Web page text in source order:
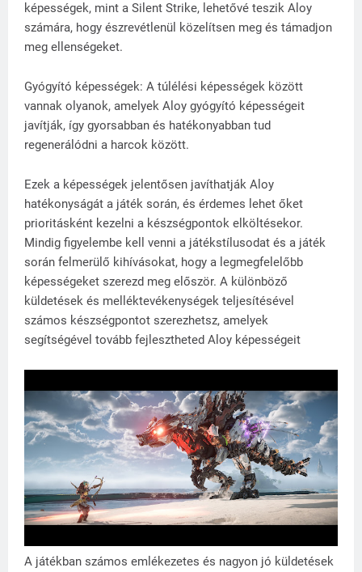
képességek, mint a Silent Strike, lehetővé teszik Aloy
számára, hogy észrevétlenül közelítsen meg és támadjon
meg ellenségeket.
Gyógyító képességek: A túlélési képességek között
vannak olyanok, amelyek Aloy gyógyító képességeit
javítják, így gyorsabban és hatékonyabban tud
regenerálódni a harcok között.
Ezek a képességek jelentősen javíthatják Aloy
hatékonyságát a játék során, és érdemes lehet őket
prioritásként kezelni a készségpontok elköltésekor.
Mindig figyelembe kell venni a játékstílusodat és a játék
során felmerülő kihívásokat, hogy a legmegfelelőbb
képességeket szerezd meg először. A különböző
küldetések és melléktevékenységek teljesítésével
számos készségpontot szerezhetsz, amelyek
segítségével tovább fejlesztheted Aloy képességeit
A játékban számos emlékezetes és nagyon jó küldetések